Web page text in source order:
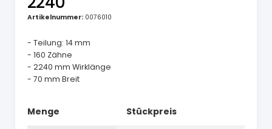
Artikelnummer: 0076010
- Teilung: 14 mm
- 160 Zähne
- 2240 mm Wirklänge
- 70 mm Breit
Menge Stückpreis